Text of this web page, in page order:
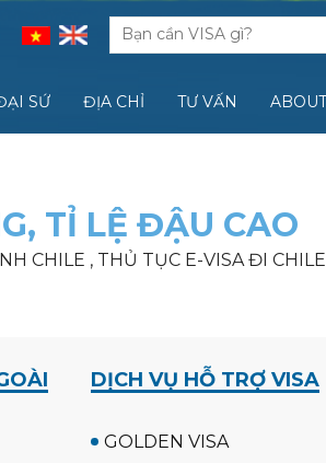
SỨ ĐỊA CHỈ TƯ VẤN
TỈ LỆ ĐẬU CAO
CHILE , THỦ TỤC E-VISA ĐI CHILE
DỊCH VỤ HỖ TRỢ VISA
GOLDEN VISA